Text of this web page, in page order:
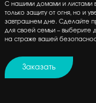
С нашими домами и листами
только защиту от огня, но и
завтрашнем дне. Сделайте
для своей семьи – выберите
на страже вашей
Заказать